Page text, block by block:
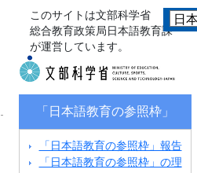
このサイトは文部科学省
総合教育政策局日本語教育課
が運営しています。
「日本語教育の参照枠」
「日本語教育の参照枠」報告
「日本語教育の参照枠」の理